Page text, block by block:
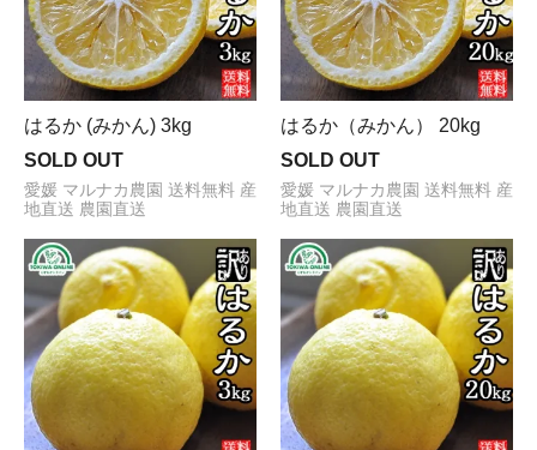
はるか (みかん) 3kg
SOLD OUT
愛媛 マルナカ農園 送料無料 産
地直送 農園直送
はるか（みかん） 20kg
SOLD OUT
愛媛 マルナカ農園 送料無料 産
地直送 農園直送